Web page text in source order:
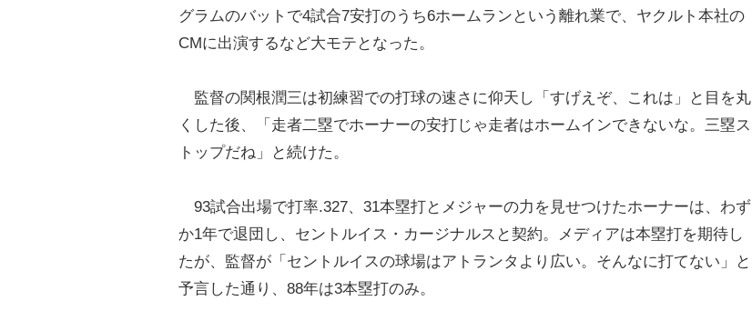
グラムのバットで4試合7安打のうち6ホームランという離れ業で、ヤクルト本社の
CMに出演するなど大モテとなった。
監督の関根潤三は初練習での打球の速さに仰天し「すげえぞ、これは」と目を丸
くした後、「走者二塁でホーナーの安打じゃ走者はホームインできないな。三塁ス
トップだね」と続けた。
93試合出場で打率.327、31本塁打とメジャーの力を見せつけたホーナーは、わず
か1年で退団し、セントルイス・カージナルスと契約。メディアは本塁打を期待し
たが、監督が「セントルイスの球場はアトランタより広い。そんなに打てない」と
予言した通り、88年は3本塁打のみ。